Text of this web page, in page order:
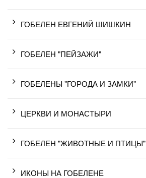
ГОБЕЛЕН ЕВГЕНИЙ ШИШКИН
ГОБЕЛЕН "ПЕЙЗАЖИ"
ГОБЕЛЕНЫ "ГОРОДА И ЗАМКИ"
ЦЕРКВИ И МОНАСТЫРИ
ГОБЕЛЕН "ЖИВОТНЫЕ И ПТИЦЫ"
ИКОНЫ НА ГОБЕЛЕНЕ